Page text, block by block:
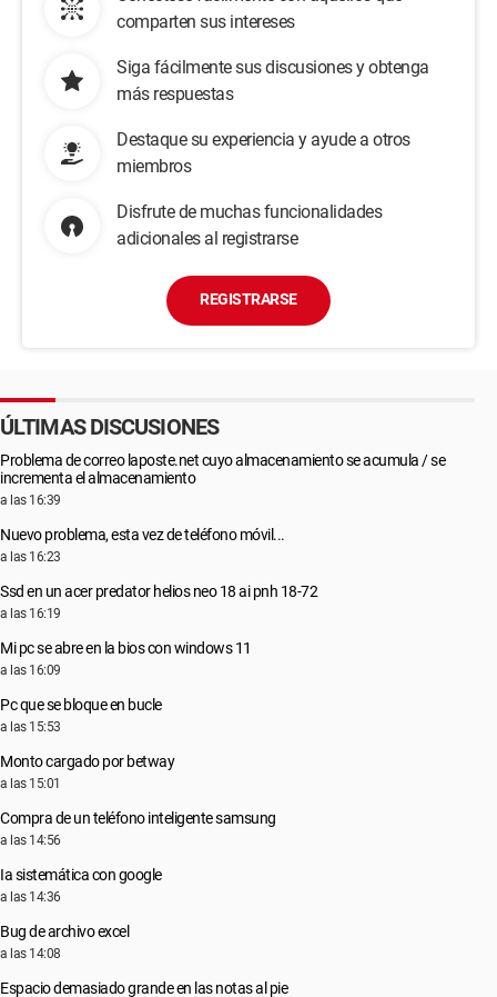
comparten sus intereses
Siga fácilmente sus discusiones y obtenga
más respuestas
Destaque su experiencia y ayude a otros
miembros
Disfrute de muchas funcionalidades
adicionales al registrarse
REGISTRARSE
ÚLTIMAS DISCUSIONES
Problema de correo laposte.net cuyo almacenamiento se acumula / se
incrementa el almacenamiento
a las 16:39
Nuevo problema, esta vez de teléfono móvil...
a las 16:23
Ssd en un acer predator helios neo 18 ai pnh 18-72
a las 16:19
Mi pc se abre en la bios con windows 11
a las 16:09
Pc que se bloque en bucle
a las 15:53
Monto cargado por betway
a las 15:01
Compra de un teléfono inteligente samsung
a las 14:56
Ia sistemática con google
a las 14:36
Bug de archivo excel
a las 14:08
Espacio demasiado grande en las notas al pie